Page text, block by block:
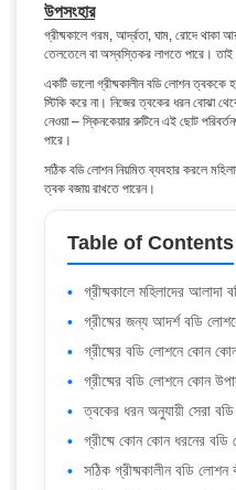
উপসংহার
গ্রীষ্মকালে গরম, আর্দ্রতা, ঘাম, রোদে থাকা
তেলতেলে বা অস্বস্তিকর লাগতে পারে।
একটি ভালো গ্রীষ্মকালীন বডি লোশন ত্বককে
স্টিকি করে না। নিজের ত্বকের ধরন বোঝা
নেওয়া – স্কিনকেয়ার রুটিনে এই ছোট
পারে।
সঠিক বডি লোশন নিয়মিত ব্যবহার করলে
ত্বক বজায় রাখতে পারেন।
Table of Contents
গ্রীষ্মকালে মহিলাদের
গ্রীষ্মের জন্য আদর্শ বডি
গ্রীষ্মের বডি লোশনে কোন
গ্রীষ্মের বডি লোশনে কোন
ত্বকের ধরন অনুযায়ী সেরা
গ্রীষ্মে কোন কোন ধরনের
সঠিক গ্রীষ্মকালীন বডি লোশন